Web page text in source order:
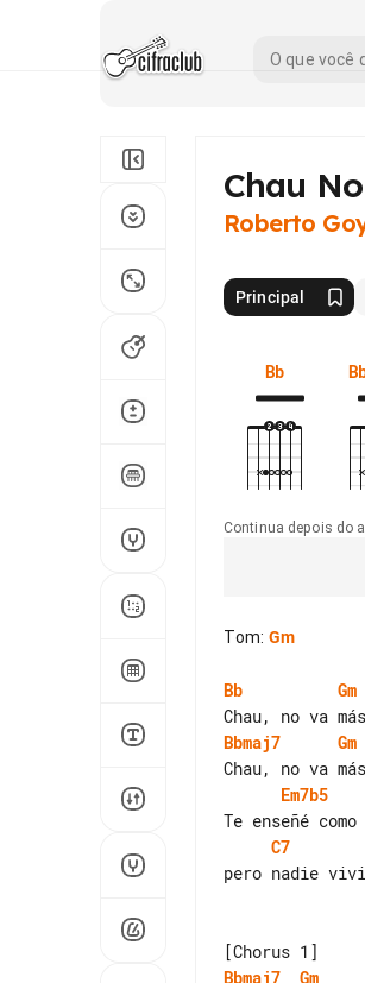
Chau
Roberto
Principal
Bb
Continua depois do
Tom: Gm
Bb Gm
Bbmaj7
Gm
Em7b5
C7
pero nadie
Bbmaj7
Gm